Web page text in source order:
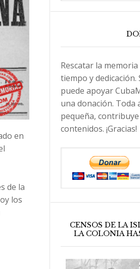
en
de la
los
Rescatar la
tiempo y
puede apoyar
una donación. Toda
pequeña,
contenidos. ¡Gracias!
CENSOS DE LA
LA COLONIA